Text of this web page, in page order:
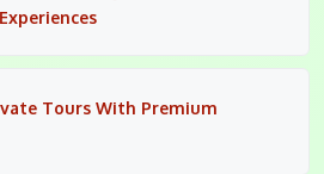
Tours With Premium